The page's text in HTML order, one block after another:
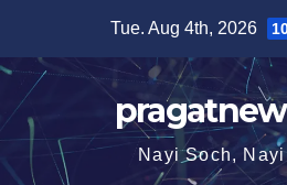
content
Tue. Aug 4th, 2026
Nayi Soch,